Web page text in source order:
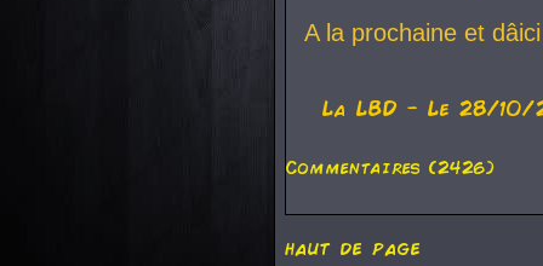
A la prochaine et
La LBD - Le 28/10/
Commentaires (2426)
haut de page